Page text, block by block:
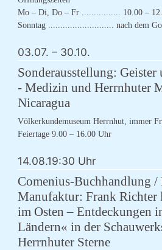
Mo – Di, Do – Fr ................ 10.00 –
Sonntag ........................... nach dem
03.07. – 30.10.
Sonderausstellung:
- Medizin und Herrnhuter
Nicaragua
Völkerkundemuseum Herrnhut, immer
Feiertage 9.00 – 16.00 Uhr
14.08.19:30 Uhr
Comenius-Buchhandlung /
Manufaktur: Frank Richter
im Osten – Entdeckungen
Ländern« in der
Herrnhuter Sterne